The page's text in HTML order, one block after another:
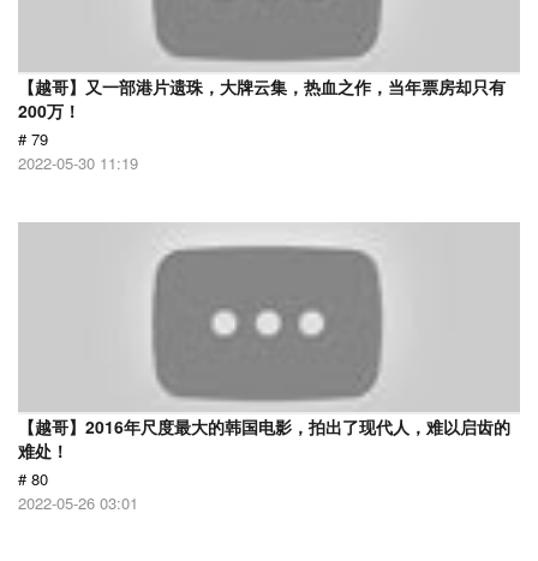
【越哥】又一部港片遗珠，大牌云集，热血之作，当年票房却只有
200万！
# 79
2022-05-30 11:19
【越哥】2016年尺度最大的韩国电影，拍出了现代人，难以启齿的
难处！
# 80
2022-05-26 03:01